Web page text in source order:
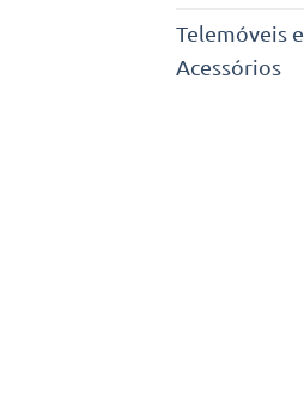
Telemóveis e
Acessórios